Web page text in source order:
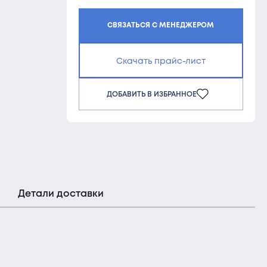
СВЯЗАТЬСЯ С МЕНЕДЖЕРОМ
Скачать прайс-лист
ДОБАВИТЬ В ИЗБРАННОЕ
Детали доставки